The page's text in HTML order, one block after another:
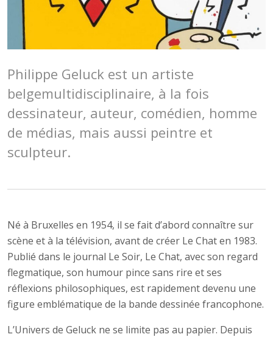
Philippe Geluck est un artiste
belgemultidisciplinaire, à la fois
dessinateur, auteur, comédien, homme
de médias, mais aussi peintre et
sculpteur.
Né à Bruxelles en 1954, il se fait d’abord connaître sur
scène et à la télévision, avant de créer Le Chat en 1983.
Publié dans le journal Le Soir, Le Chat, avec son regard
flegmatique, son humour pince sans rire et ses
réflexions philosophiques, est rapidement devenu une
figure emblématique de la bande dessinée francophone.
L’Univers de Geluck ne se limite pas au papier. Depuis